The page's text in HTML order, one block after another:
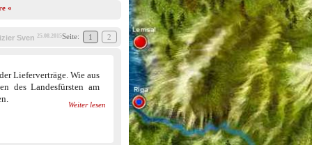
«
Seite: 1 2
25.08.2015
Sven
Lieferverträge. Wie aus
des Landesfürsten am
Weiter lesen